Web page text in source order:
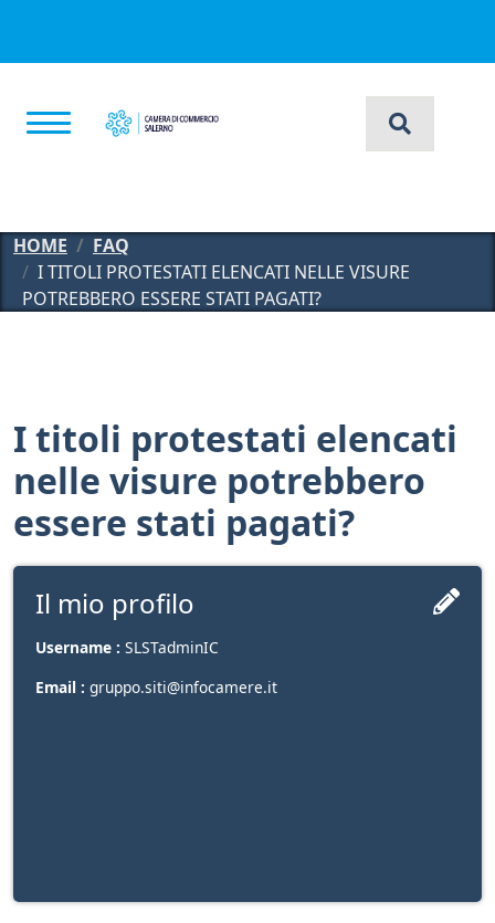
HOME
FAQ
I TITOLI PROTESTATI ELENCATI NELLE VISURE
POTREBBERO ESSERE STATI PAGATI?
I titoli protestati elencati
nelle visure potrebbero
essere stati pagati?
Il mio profilo
Username : SLSTadminIC
Email : gruppo.siti@infocamere.it